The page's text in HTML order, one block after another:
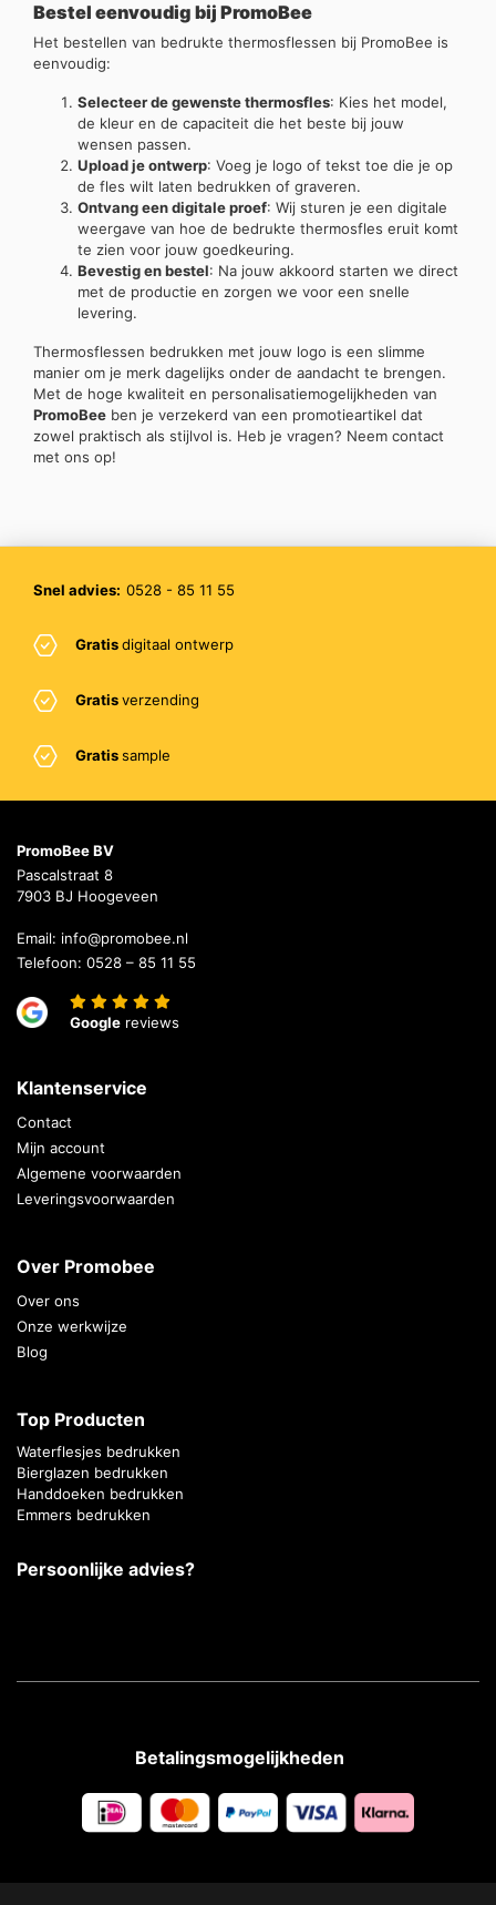
Bestel eenvoudig bij PromoBee
Het bestellen van bedrukte thermosflessen bij PromoBee is
eenvoudig:
Selecteer de gewenste thermosfles: Kies het model,
de kleur en de capaciteit die het beste bij jouw
wensen passen.
Upload je ontwerp: Voeg je logo of tekst toe die je op
de fles wilt laten bedrukken of graveren.
Ontvang een digitale proef: Wij sturen je een digitale
weergave van hoe de bedrukte thermosfles eruit komt
te zien voor jouw goedkeuring.
Bevestig en bestel: Na jouw akkoord starten we direct
met de productie en zorgen we voor een snelle
levering.
Thermosflessen bedrukken met jouw logo is een slimme
manier om je merk dagelijks onder de aandacht te brengen.
Met de hoge kwaliteit en personalisatiemogelijkheden van
PromoBee ben je verzekerd van een promotieartikel dat
zowel praktisch als stijlvol is. Heb je vragen? Neem contact
met ons op!
Snel advies: 0528 - 85 11 55
Gratisdigitaal ontwerp
Gratisverzending
Gratissample
PromoBee BV
Pascalstraat 8
7903 BJ Hoogeveen
Email: info@promobee.nl
Telefoon: 0528 – 85 11 55
Google reviews
Klantenservice
Contact
Mijn account
Algemene voorwaarden
Leveringsvoorwaarden
Over Promobee
Over ons
Onze werkwijze
Blog
Top Producten
Waterflesjes bedrukken
Bierglazen bedrukken
Handdoeken bedrukken
Emmers bedrukken
Persoonlijke advies?
Betalingsmogelijkheden